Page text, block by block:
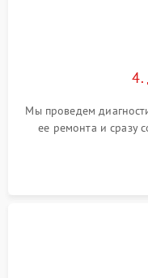
4.
Мы проведем
ее ремонта и сразу